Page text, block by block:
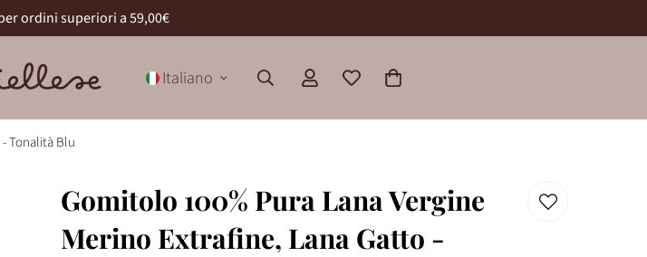
ordini superiori a 59,00€
Italiano
Tonalità Blu
Gomitolo 100% Pura Lana Vergine
Merino Extrafine, Lana Gatto -